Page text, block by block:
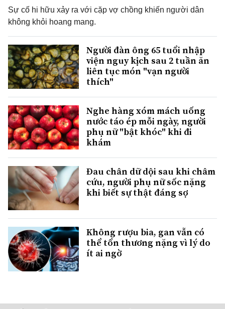
Sự cố hi hữu xảy ra với cặp vợ chồng khiến người dân
không khỏi hoang mang.
Người đàn ông 65 tuổi nhập
viện nguy kịch sau 2 tuần ăn
liên tục món "vạn người
thích"
Nghe hàng xóm mách uống
nước táo ép mỗi ngày, người
phụ nữ "bật khóc" khi đi
khám
Đau chân dữ dội sau khi châm
cứu, người phụ nữ sốc nặng
khi biết sự thật đáng sợ
Không rượu bia, gan vẫn có
thể tổn thương nặng vì lý do
ít ai ngờ